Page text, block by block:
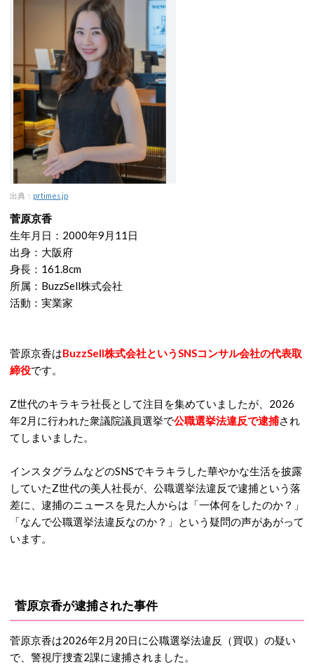
出典： prtimes.jp
菅原京香
生年月日：2000年9月11日
出身：大阪府
身長：161.8cm
所属：BuzzSell株式会社
活動：実業家
菅原京香はBuzzSell株式会社というSNSコンサル会社の代表取
締役です。
Z世代のキラキラ社長として注目を集めていましたが、2026
年2月に行われた衆議院議員選挙で公職選挙法違反で逮捕され
てしまいました。
インスタグラムなどのSNSでキラキラした華やかな生活を披露
していたZ世代の美人社長が、公職選挙法違反で逮捕という落
差に、逮捕のニュースを見た人からは「一体何をしたのか？」
「なんで公職選挙法違反なのか？」という疑問の声があがって
います。
菅原京香が逮捕された事件
菅原京香は2026年2月20日に公職選挙法違反（買収）の疑い
で、警視庁捜査2課に逮捕されました。